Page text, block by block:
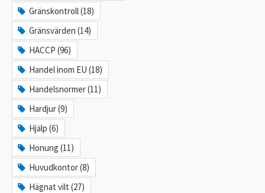
Gränskontroll (18)
Gränsvärden (14)
HACCP (96)
Handel inom EU (18)
Handelsnormer (11)
Hardjur (9)
Hjälp (6)
Honung (11)
Huvudkontor (8)
Hägnat vilt (27)